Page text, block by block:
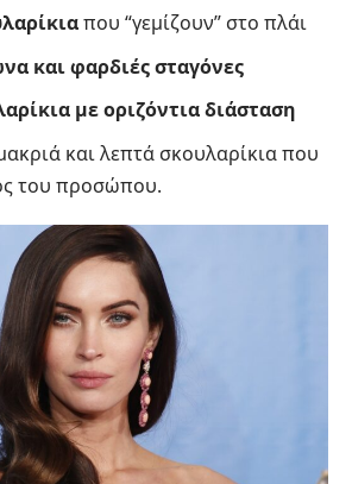
που “γεμίζουν” στο πλάι
και φαρδιές σταγόνες
με οριζόντια διάσταση
και λεπτά σκουλαρίκια που
του προσώπου.